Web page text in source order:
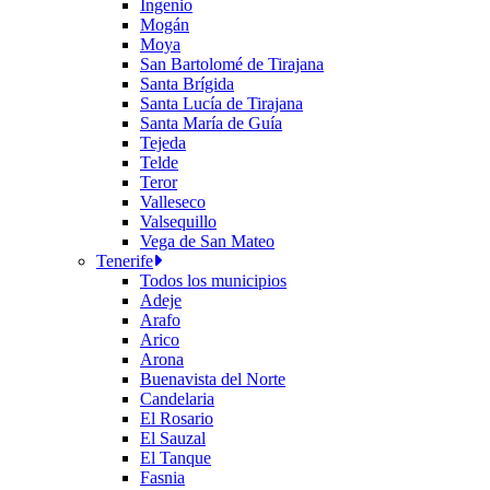
Ingenio
Mogán
Moya
San Bartolomé de Tirajana
Santa Brígida
Santa Lucía de Tirajana
Santa María de Guía
Tejeda
Telde
Teror
Valleseco
Valsequillo
Vega de San Mateo
Tenerife
Todos los municipios
Adeje
Arafo
Arico
Arona
Buenavista del Norte
Candelaria
El Rosario
El Sauzal
El Tanque
Fasnia